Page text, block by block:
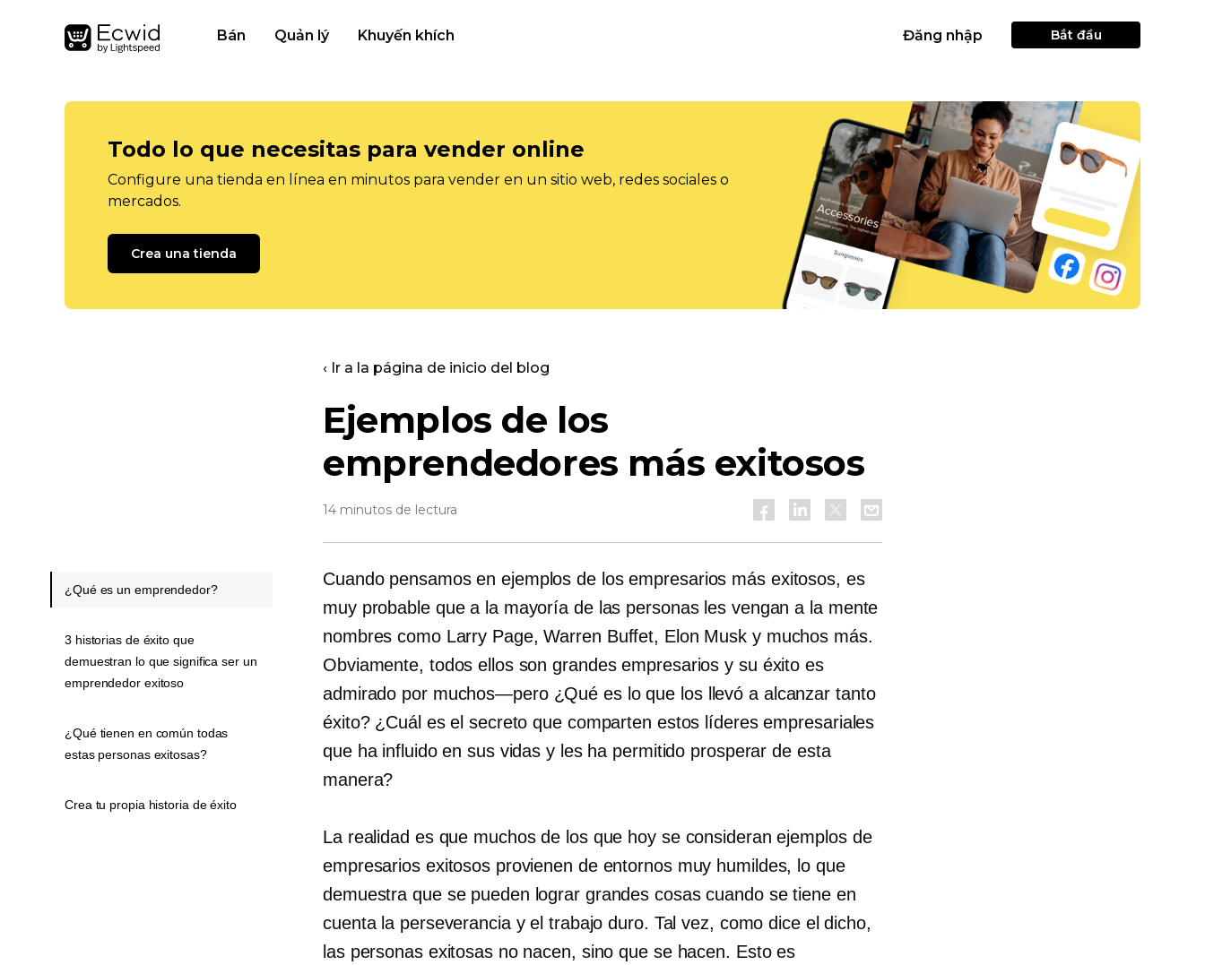
Bán Quản lý Khuyến khích Đăng nhập Bắt đầu
Todo lo que necesitas para vender online
Configure una tienda en línea en minutos para vender en un sitio web, redes sociales o
mercados.
Crea una tienda
‹ Ir a la página de inicio del blog
Ejemplos de los
emprendedores más exitosos
14 minutos de lectura
Cuando pensamos en ejemplos de los empresarios más exitosos, es
muy probable que a la mayoría de las personas les vengan a la mente
nombres como Larry Page, Warren Buffet, Elon Musk y muchos más.
Obviamente, todos ellos son grandes empresarios y su éxito es
admirado por muchos—pero¿Qué es lo que los llevó a alcanzar tanto
éxito? ¿Cuál es el secreto que comparten estos líderes empresariales
que ha influido en sus vidas y les ha permitido prosperar de esta
manera?
La realidad es que muchos de los que hoy se consideran ejemplos de
empresarios exitosos provienen de entornos muy humildes, lo que
demuestra que se pueden lograr grandes cosas cuando se tiene en
cuenta la perseverancia y el trabajo duro. Tal vez, como dice el dicho,
las personas exitosas no nacen, sino que se hacen. Esto es
¿Qué es un emprendedor?
3 historias de éxito que
demuestran lo que significa ser un
emprendedor exitoso
¿Qué tienen en común todas
estas personas exitosas?
Crea tu propia historia de éxito